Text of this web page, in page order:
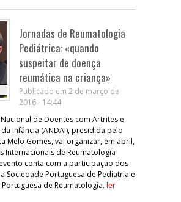
Jornadas de Reumatologia
Pediátrica: «quando
suspeitar de doença
reumática na criança»
Publicado em 2 de março de
2016 - 14:44
de Doentes com Artrites e
Infância (ANDAI), presidida pelo
Melo Gomes, vai organizar, em abril,
Internacionais de Reumatologia
conta com a participação dos
Sociedade Portuguesa de Pediatria e
de Reumatologia. ler